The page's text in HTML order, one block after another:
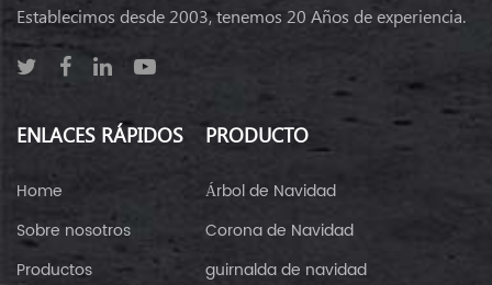
Establecimos desde 2003, tenemos 20 Años de experiencia.
ENLACES RÁPIDOS
Home
Sobre nosotros
Productos
PRODUCTO
Árbol de Navidad
Corona de Navidad
guirnalda de navidad